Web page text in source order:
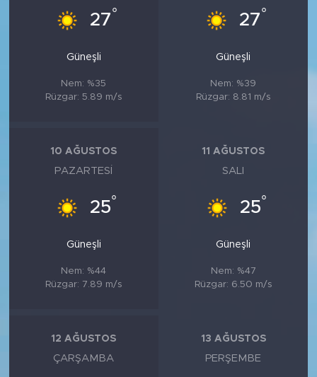
27°
Güneşli
Nem: %35
Rüzgar: 5.89 m/s
27°
Güneşli
Nem: %39
Rüzgar: 8.81 m/s
10 AĞUSTOS
PAZARTESI
25°
Güneşli
Nem: %44
Rüzgar: 7.89 m/s
11 AĞUSTOS
SALI
25°
Güneşli
Nem: %47
Rüzgar: 6.50 m/s
12 AĞUSTOS
ÇARŞAMBA
13 AĞUSTOS
PERŞEMBE